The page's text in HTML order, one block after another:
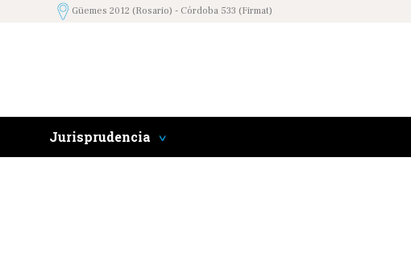
Güemes 2012 (Rosario) - Córdoba 533 (Firmat)
Jurisprudencia